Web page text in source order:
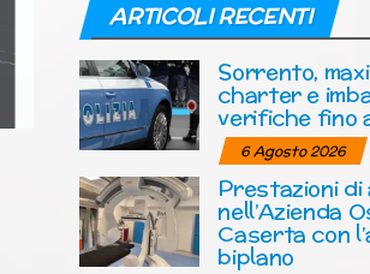
ARTICOLI RECENTI
Sorrento,
charter e
verifiche fino
6 Agosto 2026
Prestazioni
nell’Azienda
Caserta con
biplano